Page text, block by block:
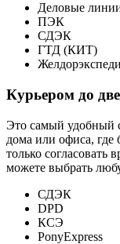
Деловые
ПЭК
СДЭК
ГТД (КИТ)
Курьером до
Это самый удобный
дома или офиса, где
только согласовать
можете выбрать
СДЭК
DPD
КСЭ
PonyExpress